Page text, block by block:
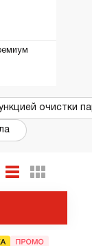
очистки